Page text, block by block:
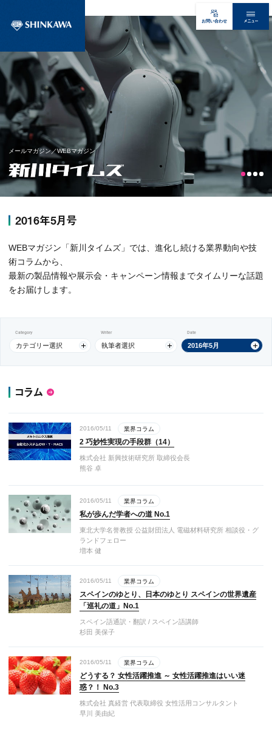
お問い合わせ メニュー
メールマガジン／WEBマガジン
2016年5月号
WEBマガジン「新川タイムズ」では、進化し続ける業界動向や技
術コラムから、
最新の製品情報や展示会・キャンペーン情報までタイムリーな話題
をお届けします。
Category
カテゴリー選択
Writer
執筆者選択
Date
2016年5月
コラム
2016/05/11 業界コラム
2 巧妙性実現の手段群（14）
株式会社 新興技術研究所 取締役会長
熊谷 卓
2016/05/11 業界コラム
私が歩んだ学者への道 No.1
東北大学名誉教授 公益財団法人 電磁材料研究所 相談役・グ
ランドフェロー
増本 健
2016/05/11 業界コラム
スペインのゆとり、日本のゆとり スペインの世界遺産
「巡礼の道」No.1
スペイン語通訳・翻訳 / スペイン語講師
杉田 美保子
2016/05/11 業界コラム
どうする？ 女性活躍推進 ～ 女性活躍推進はいい迷
惑？！ No.3
株式会社 真経営 代表取締役 女性活用コンサルタント
早川 美由紀